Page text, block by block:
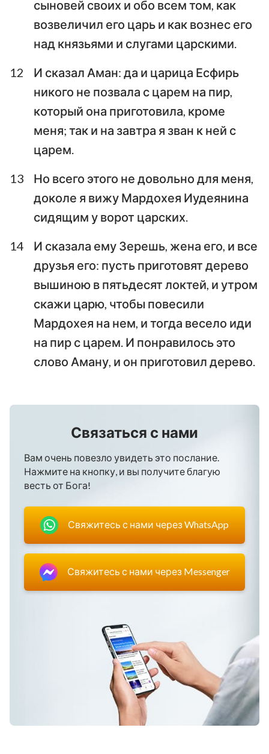
1 2 3 4 5 6
9
сыновей своих и обо всем том, как
возвеличил его царь и как вознес его
над князьями и слугами царскими.
12
И сказал Аман: да и царица Есфирь
никого не позвала с царем на пир,
который она приготовила, кроме
меня; так и на завтра я зван к ней с
царем.
13
Но всего этого не довольно для меня,
доколе я вижу Мардохея Иудеянина
сидящим у ворот царских.
14
И сказала ему Зерешь, жена его, и все
друзья его: пусть приготовят дерево
вышиною в пятьдесят локтей, и утром
скажи царю, чтобы повесили
Мардохея на нем, и тогда весело иди
на пир с царем. И понравилось это
слово Аману, и он приготовил дерево.
Связаться с нами
Вам очень повезло увидеть это послание.
Нажмите на кнопку, и вы получите благую
весть от Бога!
Свяжитесь с нами через WhatsApp
Свяжитесь с нами через Messenger